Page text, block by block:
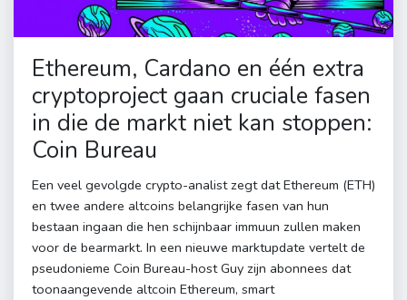
Ethereum, Cardano en één extra
cryptoproject gaan cruciale fasen
in die de markt niet kan stoppen:
Coin Bureau
Een veel gevolgde crypto-analist zegt dat Ethereum (ETH)
en twee andere altcoins belangrijke fasen van hun
bestaan ​​ingaan die hen schijnbaar immuun zullen maken
voor de bearmarkt. In een nieuwe marktupdate vertelt de
pseudonieme Coin Bureau-host Guy zijn abonnees dat
toonaangevende altcoin Ethereum, smart